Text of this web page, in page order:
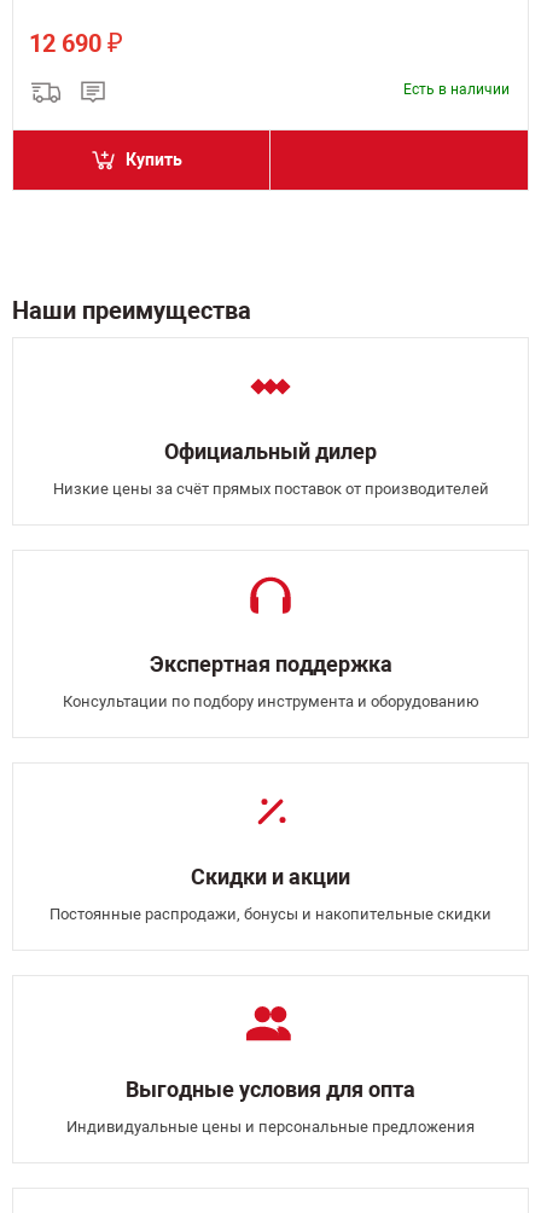
12 690 ₽
Есть в наличии
Купить
Наши преимущества
Официальный дилер
Низкие цены за счёт прямых поставок от производителей
Экспертная поддержка
Консультации по подбору инструмента и оборудованию
Скидки и акции
Постоянные распродажи, бонусы и накопительные скидки
Выгодные условия для опта
Индивидуальные цены и персональные предложения